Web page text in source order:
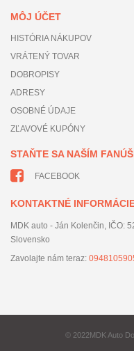
© 2022MDK Auto
MÔJ ÚČET
HISTÓRIA NÁKUPOV
VRÁTENÝ TOVAR
DOBROPISY
ADRESY
OSOBNÉ ÚDAJE
ZĽAVOVÉ KUPÓNY
STAŇTE SA NAŠÍM
FACEBOOK
KONTAKTNÉ
MDK auto - Ján Kolenčin, IČO:
Slovensko
Zavolajte nám teraz: